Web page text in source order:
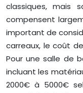
classiques, mais
compensent
important de
carreaux, le coût
Pour une salle de
incluant les
2000€ à 5000€